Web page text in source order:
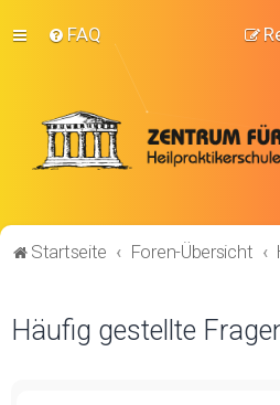
FAQ
Startseite Foren-Übersicht
Häufig gestellte